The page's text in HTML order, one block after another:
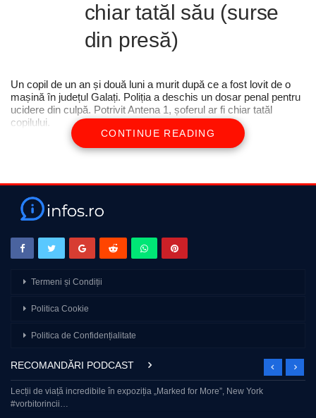
chiar tatăl său (surse
din presă)
Un copil de un an și două luni a murit după ce a fost lovit de o
mașină în județul Galați. Poliția a deschis un dosar penal pentru
ucidere din culpă. Potrivit Antena 1, șoferul ar fi chiar tatăl
copilului.
CONTINUE READING
Termeni și Condiții
Politica Cookie
Politica de Confidențialitate
RECOMANDĂRI PODCAST
Lecții de viață incredibile în expoziția „Marked for More”, New York
#vorbitorincii…